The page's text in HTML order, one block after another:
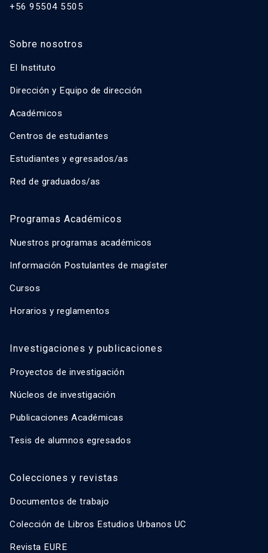
+56 95504 5505
Sobre nosotros
El Instituto
Dirección y Equipo de dirección
Académicos
Centros de estudiantes
Estudiantes y egresados/as
Red de graduados/as
Programas Académicos
Nuestros programas académicos
Información Postulantes de magíster
Cursos
Horarios y reglamentos
Investigaciones y publicaciones
Proyectos de investigación
Núcleos de investigación
Publicaciones Académicas
Tesis de alumnos egresados
Colecciones y revistas
Documentos de trabajo
Colección de Libros Estudios Urbanos UC
Revista EURE